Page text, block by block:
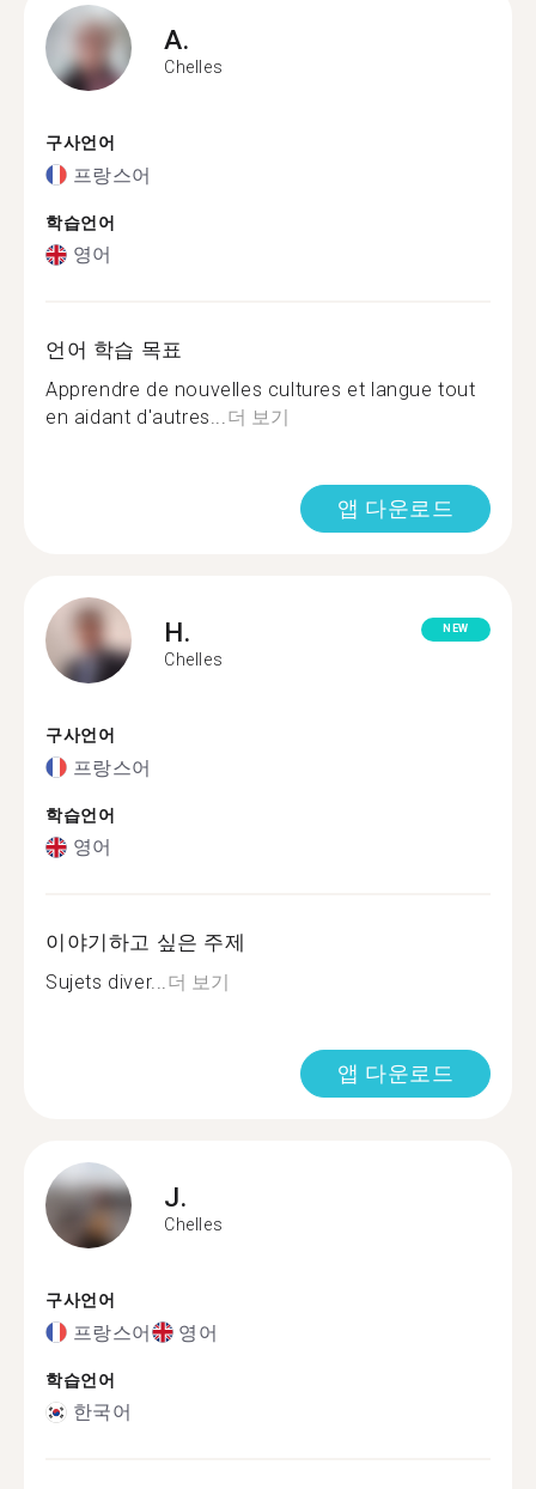
A.
Chelles
구사언어
프랑스어
학습언어
영어
언어 학습 목표
Apprendre de nouvelles cultures et langue tout
en aidant d'autres...더 보기
앱 다운로드
H.
Chelles
NEW
구사언어
프랑스어
학습언어
영어
이야기하고 싶은 주제
Sujets diver...더 보기
앱 다운로드
J.
Chelles
구사언어
프랑스어 영어
학습언어
한국어